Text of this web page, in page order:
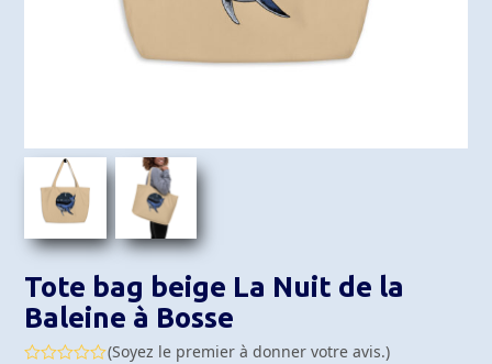
Tote bag beige La Nuit de la
Baleine à Bosse
(Soyez le premier à donner votre avis.)